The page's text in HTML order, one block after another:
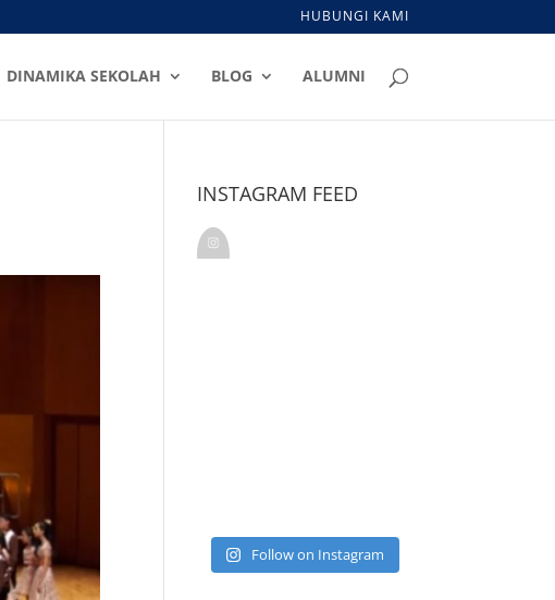
HUBUNGI KAMI
DINAMIKA SEKOLAH BLOG ALUMNI
INSTAGRAM FEED
kalamkudusindonesia
Follow on Instagram